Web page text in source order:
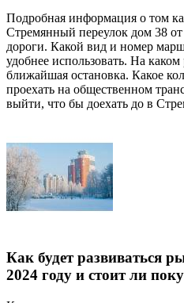
Подробная информация о том
Стремянный переулок дом 38
дороги. Какой вид и номер
удобнее использовать. На
ближайшая остановка. Какое
проехать на общественном
выйти, что бы доехать до в
Как будет развиваться
2024 году и стоит ли